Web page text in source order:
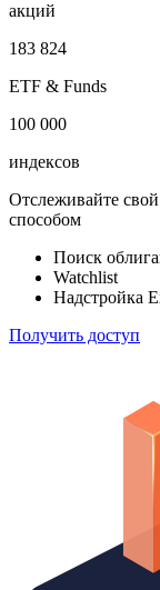
облигаций
100 000
акций
183 824
ETF & Funds
100 000
Отслеживайте
способом
Поиск
Надстройка
Получить доступ